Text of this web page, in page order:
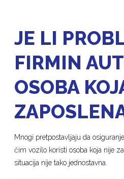
JE LI
FIRMIN
OSOBA
Mnogi pretpostavljaju da
čim vozilo koristi osoba koja nije
situacija nije tako jednostavna.